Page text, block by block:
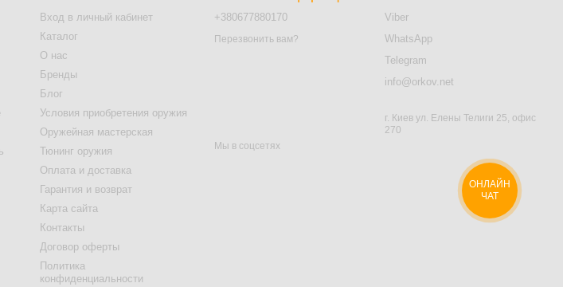
Вход в личный кабинет
Каталог
О нас
Бренды
Блог
Условия приобретения оружия
Оружейная мастерская
Тюнинг оружия
Оплата и доставка
Гарантия и возврат
Карта сайта
Контакты
Договор оферты
Политика
конфиденциальности
+380677880170
Перезвонить вам?
Viber
WhatsApp
Telegram
info@orkov.net
г. Киев ул. Елены Телиги 25, офис
270
Мы в соцсетях
ОНЛАЙН
ЧАТ